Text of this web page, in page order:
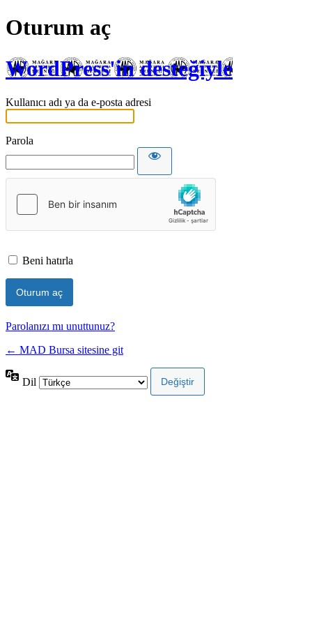
Oturum aç
WordPress'in desteğiyle
Kullanıcı adı ya da e-posta adresi
Parola
Beni hatırla
Parolanızı mı unuttunuz?
← MAD Bursa sitesine git
Dil